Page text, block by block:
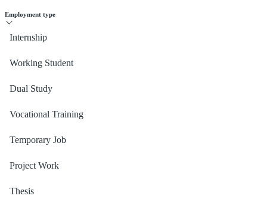
Employment type
Internship
Working Student
Dual Study
Vocational Training
Temporary Job
Project Work
Thesis